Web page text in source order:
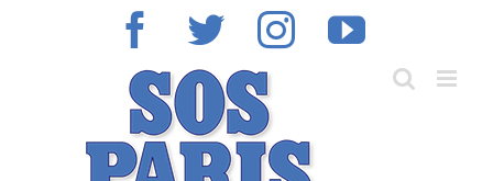
Facebook
TwitterInstagram